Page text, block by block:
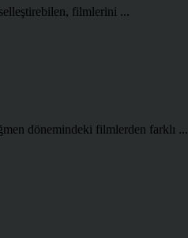
filmlerini ...
dönemindeki filmlerden farklı ...